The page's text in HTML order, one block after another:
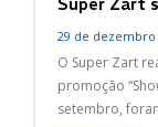
29 de dezembro
O Super Zart
promoção
setembro,